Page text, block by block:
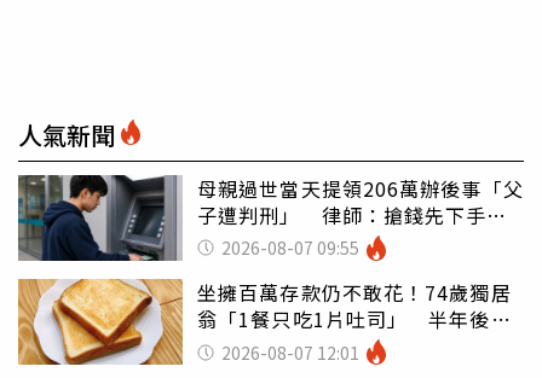
人氣新聞
母親過世當天提領206萬辦後事「父
子遭判刑」 律師：搶錢先下手是
罪 2026-08-07 09:55
坐擁百萬存款仍不敢花！74歲獨居
翁「1餐只吃1片吐司」 半年後暴
瘦嚇壞女兒
2026-08-07 12:01